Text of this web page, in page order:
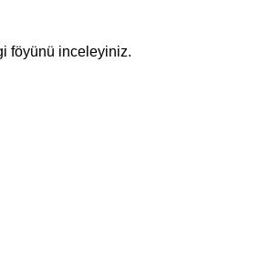
föyünü inceleyiniz.